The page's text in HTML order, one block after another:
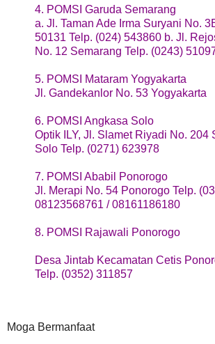
4. POMSI Garuda Semarang
a. Jl. Taman Ade Irma Suryani No.
50131 Telp. (024) 543860 b. Jl.
No. 12 Semarang Telp. (0243)
5. POMSI Mataram Yogyakarta
Jl. Gandekanlor No. 53 Yogyakarta
6. POMSI Angkasa Solo
Optik ILY, Jl. Slamet Riyadi No. 204
Solo Telp. (0271) 623978
7. POMSI Ababil Ponorogo
Jl. Merapi No. 54 Ponorogo Telp.
08123568761 / 08161186180
8. POMSI Rajawali Ponorogo
Desa Jintab Kecamatan Cetis
Telp. (0352) 311857
Moga Bermanfaat